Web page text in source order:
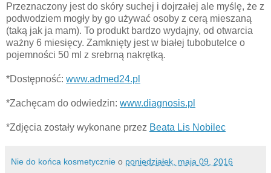
Przeznaczony jest do skóry suchej i dojrzałej ale myślę, że z
podwodziem mogły by go używać osoby z cerą mieszaną
(taką jak ja mam). To produkt bardzo wydajny, od otwarcia
ważny 6 miesięcy. Zamknięty jest w białej tubobutelce o
pojemności 50 ml z srebrną nakrętką.
*Dostępność: www.admed24.pl
*Zachęcam do odwiedzin: www.diagnosis.pl
*Zdjęcia zostały wykonane przez Beata Lis Nobilec
Nie do końca kosmetycznie o poniedziałek, maja 09, 2016